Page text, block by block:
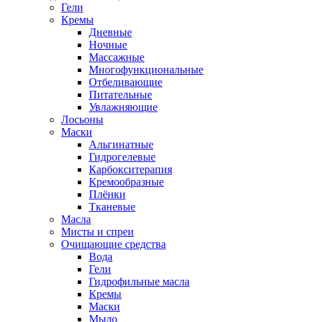
Гели
Кремы
Дневные
Ночные
Массажные
Многофункциональные
Отбеливающие
Питательные
Увлажняющие
Лосьоны
Маски
Альгинатные
Гидрогелевые
Карбокситерапия
Кремообразные
Плёнки
Тканевые
Масла
Мисты и спреи
Очищающие средства
Вода
Гели
Гидрофильные масла
Кремы
Маски
Мыло